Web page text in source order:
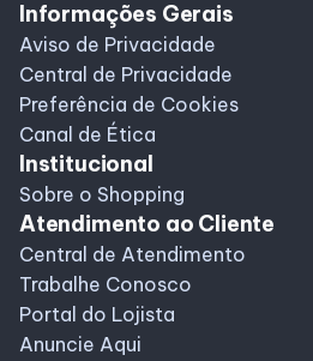
Informações Gerais
Aviso de Privacidade
Central de Privacidade
Preferência de Cookies
Canal de Ética
Institucional
Sobre o Shopping
Atendimento ao Cliente
Central de Atendimento
Trabalhe Conosco
Portal do Lojista
Anuncie Aqui